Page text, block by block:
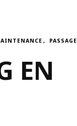
PASSAGE
EN